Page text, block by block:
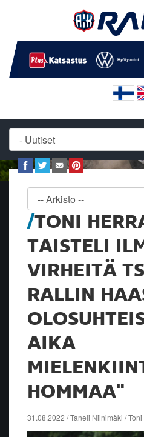
TONI
TAISTELI
VIRHEITÄ
RALLIN
AIKA
HOMMAA"
31.08.2022 / Taneli Niinimäki /